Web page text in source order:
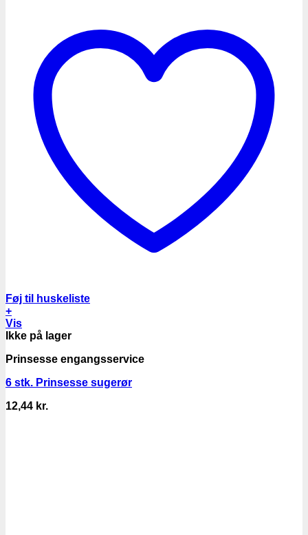
Føj til huskeliste
+
Vis
Ikke på lager
Prinsesse engangsservice
6 stk. Prinsesse sugerør
12,44 kr.